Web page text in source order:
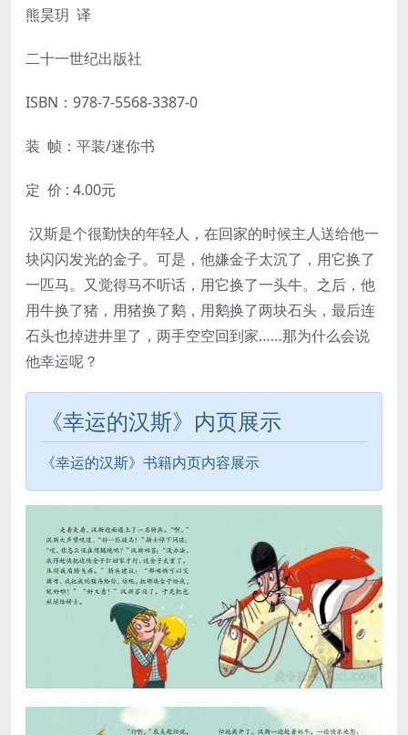
熊昊玥 译
二十一世纪出版社
ISBN： 978-7-5568-3387-0
装 帧：平装/迷你书
定 价 : 4.00元
汉斯是个很勤快的年轻人，在回家的时候主人送给他一
块闪闪发光的金子。可是，他嫌金子太沉了，用它换了
一匹马。又觉得马不听话，用它换了一头牛。之后，他
用牛换了猪，用猪换了鹅，用鹅换了两块石头，最后连
石头也掉进井里了，两手空空回到家……那为什么会说
他幸运呢？
《幸运的汉斯》内页展示
《幸运的汉斯》书籍内页内容展示